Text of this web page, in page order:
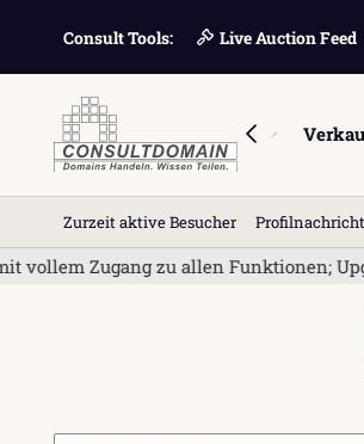
Consult Tools: Live Auction Feed
Foren Marktplatz
Zurzeit aktive Besucher
Zugang zu allen Funktionen;